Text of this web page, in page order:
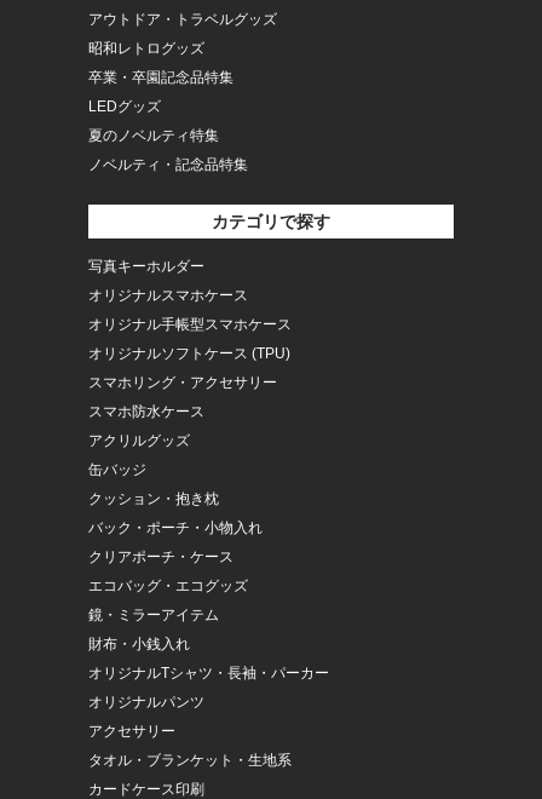
アウトドア・トラベルグッズ
昭和レトログッズ
卒業・卒園記念品特集
LEDグッズ
夏のノベルティ特集
ノベルティ・記念品特集
カテゴリで探す
写真キーホルダー
オリジナルスマホケース
オリジナル手帳型スマホケース
オリジナルソフトケース (TPU)
スマホリング・アクセサリー
スマホ防水ケース
アクリルグッズ
缶バッジ
クッション・抱き枕
バック・ポーチ・小物入れ
クリアポーチ・ケース
エコバッグ・エコグッズ
鏡・ミラーアイテム
財布・小銭入れ
オリジナルTシャツ・長袖・パーカー
オリジナルパンツ
アクセサリー
タオル・ブランケット・生地系
カードケース印刷